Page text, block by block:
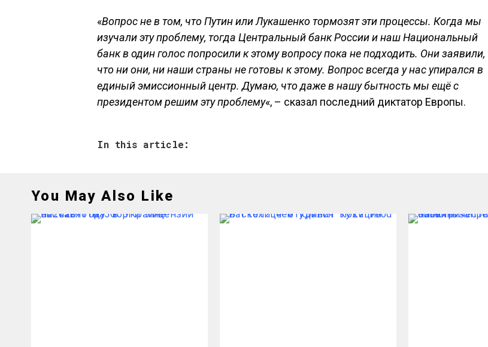
«Вопрос не в том, что Путин или Лукашенко тормозят эти процессы. Когда мы
изучали эту проблему, тогда Центральный банк России и наш Национальный
банк в один голос попросили к этому вопросу пока не подходить. Они заявили,
что ни они, ни наши страны не готовы к этому. Вопрос всегда у нас упирался в
единый эмиссионный центр. Думаю, что даже в нашу бытность мы ещё с
президентом решим эту проблему«, – сказал последний диктатор Европы.
In this article:
You May Also Like